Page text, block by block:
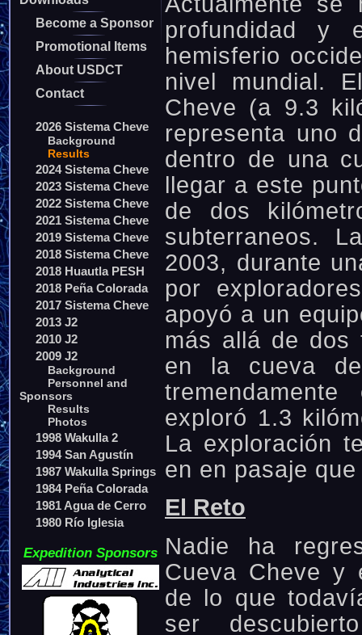
Become a Sponsor
Promotional Items
About USDCT
Contact
2026 Sistema Cheve
Background
Results
2024 Sistema Cheve
2023 Sistema Cheve
2022 Sistema Cheve
2021 Sistema Cheve
2019 Sistema Cheve
2018 Sistema Cheve
2018 Huautla PESH
2018 Peña Colorada
2017 Sistema Cheve
2013 J2
2010 J2
2009 J2
Background
Personnel and
Sponsors
Results
Photos
1998 Wakulla 2
1994 San Agustín
1987 Wakulla Springs
1984 Peña Colorada
1981 Agua de Cerro
1980 Río Iglesia
Expedition Sponsors
profundidad y
hemisferio
nivel mundial.
Cheve (a 9.3
representa uno
dentro de una
llegar a este
de dos
subterraneos.
2003, durante
por
apoyó a un
más allá de dos
en la cueva
exploró 1.3
La exploración
en en pasaje
El Reto
Nadie ha
Cueva Cheve y
de lo que
ser